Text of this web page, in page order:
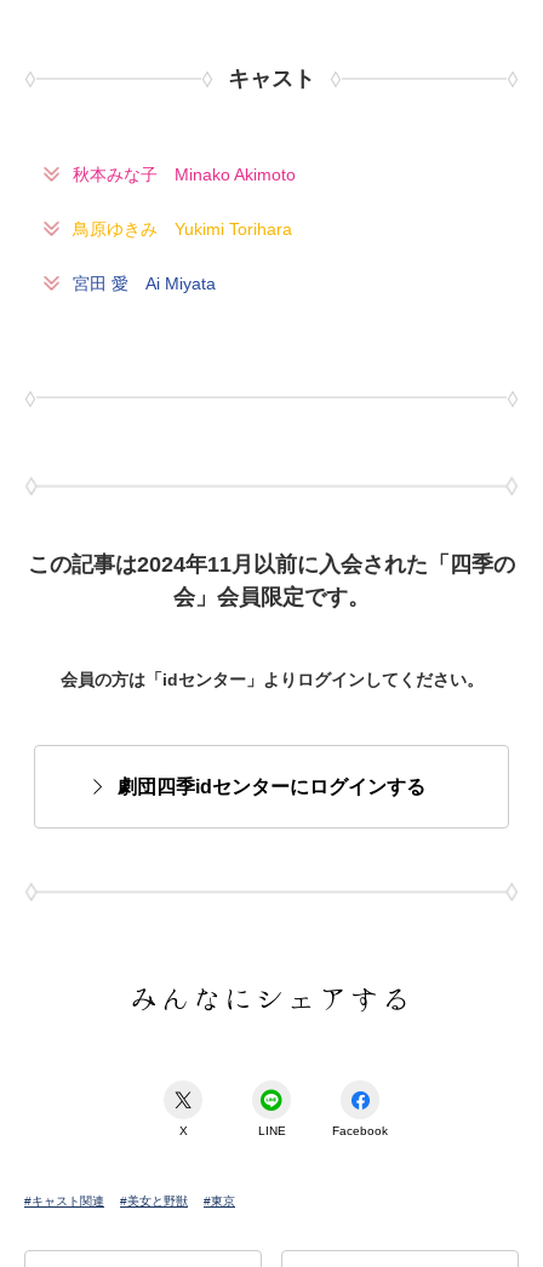
キャスト
秋本みな子 Minako Akimoto
鳥原ゆきみ Yukimi Torihara
宮田 愛 Ai Miyata
この記事は2024年11月以前に入会された「四季の
会」会員限定です。
会員の方は「idセンター」よりログインしてください。
劇団四季idセンターにログインする
みんなにシェアする
X LINE Facebook
#キャスト関連 #美女と野獣 #東京